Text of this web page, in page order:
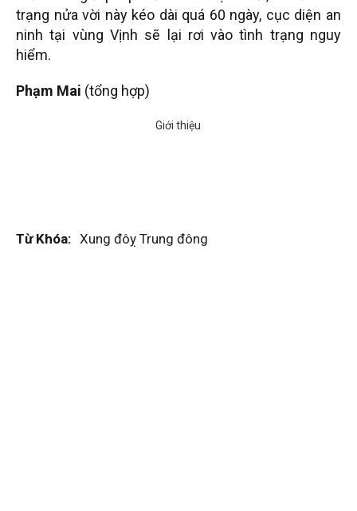
trạng nửa vời này kéo dài quá 60 ngày, cục diện an
ninh tại vùng Vịnh sẽ lại rơi vào tình trạng nguy
hiểm.
Phạm Mai (tổng hợp)
Từ Khóa: Xung đôỵ Trung đông